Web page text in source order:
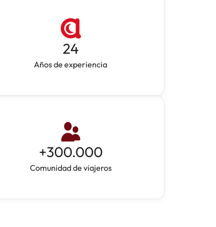
24
Años de experiencia
+300.000
Comunidad de viajeros